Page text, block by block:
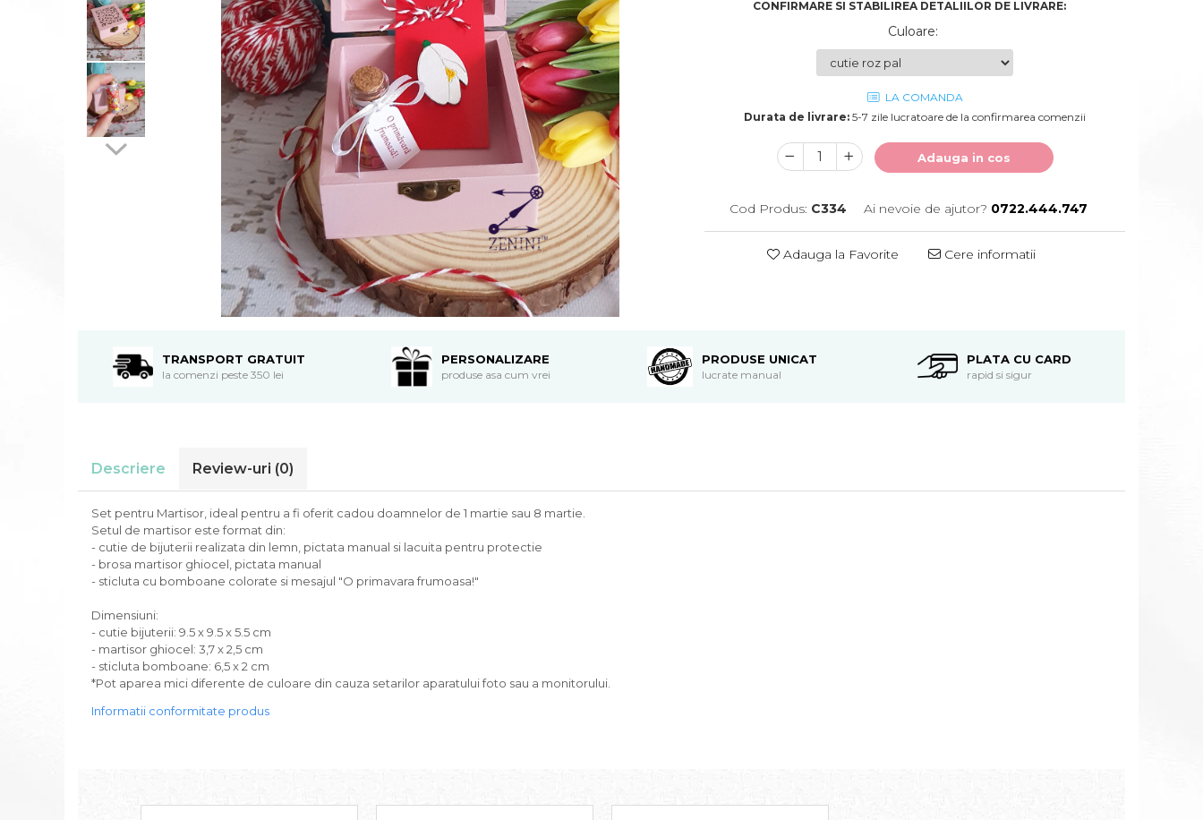
CONFIRMARE SI STABILIREA DETALIILOR DE LIVRARE:
Culoare:
LA COMANDA
Durata de livrare: 5-7 zile lucratoare de la confirmarea comenzii
Adauga in cos
Cod Produs: C334 Ai nevoie de ajutor? 0722.444.747
Adauga la Favorite Cere informatii
TRANSPORT GRATUIT
la comenzi peste 350 lei
PERSONALIZARE
produse asa cum vrei
PRODUSE UNICAT
lucrate manual
PLATA CU CARD
rapid si sigur
Descriere Review-uri (0)
Set pentru Martisor, ideal pentru a fi oferit cadou doamnelor de 1 martie sau 8 martie.
Setul de martisor este format din:
- cutie de bijuterii realizata din lemn, pictata manual si lacuita pentru protectie
- brosa martisor ghiocel, pictata manual
- sticluta cu bomboane colorate si mesajul "O primavara frumoasa!"
Dimensiuni:
- cutie bijuterii: 9.5 x 9.5 x 5.5 cm
- martisor ghiocel: 3,7 x 2,5 cm
- sticluta bomboane: 6,5 x 2 cm
*Pot aparea mici diferente de culoare din cauza setarilor aparatului foto sau a monitorului.
Informatii conformitate produs